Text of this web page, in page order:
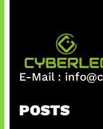
E-Mail :
POSTS